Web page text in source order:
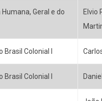
Geral e do
Elvio
Brasil Colonial I
Brasil Colonial I